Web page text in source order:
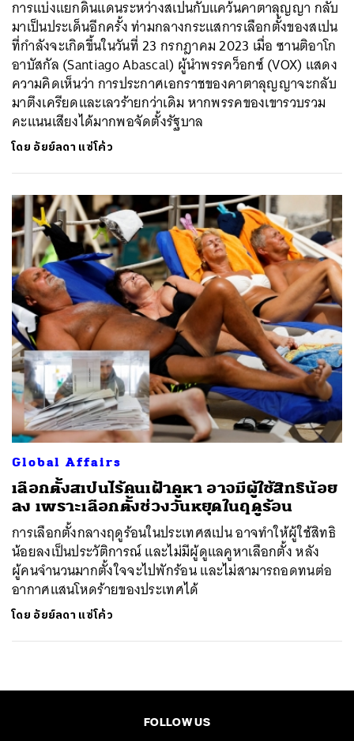
การแบ่งแยกดินแดนระหว่างสเปนกับแคว้นคาตาลุญญา กลับ
มาเป็นประเด็นอีกครั้ง ท่ามกลางกระแสการเลือกตั้งของสเปน
ที่กำลังจะเกิดขึ้นในวันที่ 23 กรกฎาคม 2023 เมื่อ ซานติอาโก
อาบัสกัล (Santiago Abascal) ผู้นำพรรคว็อกซ์ (VOX) แสดง
ความคิดเห็นว่า การประกาศเอกราชของคาตาลุญญาจะกลับ
มาตึงเครียดและเลวร้ายกว่าเดิม หากพรรคของเขารวบรวม
คะแนนเสียงได้มากพอจัดตั้งรัฐบาล
โดย อัยย์ลดา แซ่โค้ว
Global Affairs
เลือกตั้งสเปนไร้คนเฝ้าคูหา อาจมีผู้ใช้สิทธิน้อย
ลง เพราะเลือกตั้งช่วงวันหยุดในฤดูร้อน
การเลือกตั้งกลางฤดูร้อนในประเทศสเปน อาจทำให้ผู้ใช้สิทธิ
น้อยลงเป็นประวัติการณ์ และไม่มีผู้ดูแลคูหาเลือกตั้ง หลัง
ผู้คนจำนวนมากตั้งใจจะไปพักร้อน และไม่สามารถอดทนต่อ
อากาศแสนโหดร้ายของประเทศได้
โดย อัยย์ลดา แซ่โค้ว
FOLLOW US